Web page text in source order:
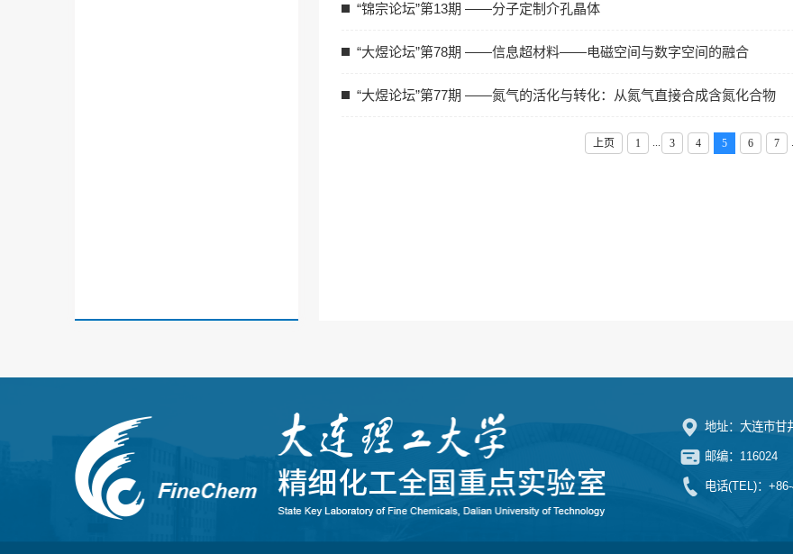
“锦宗论坛”第13期 ——分子定制介孔晶体
“大煜论坛”第78期 ——信息超材料——电磁空间与数字空间的融合
“大煜论坛”第77期 ——氮气的活化与转化：从氮气直接合成含氮化合物
上页 1 3 4 5 6 7
地址：大连市甘
邮编：116024
电话(TEL)：